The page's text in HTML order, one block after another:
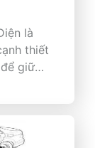
là
thiết
giữ
hiệu
gồm
bao
nhật